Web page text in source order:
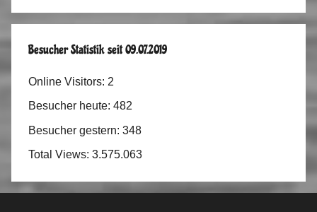
Besucher Statistik seit 09.07.2019
Online Visitors: 2
Besucher heute: 482
Besucher gestern: 348
Total Views: 3.575.063